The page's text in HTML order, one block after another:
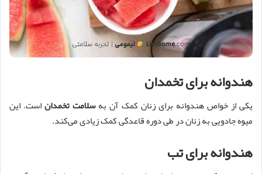
هندوانه برای تخمدان
یکی از خواص هندوانه برای زنان کمک آن بهسلامت تخمداناست. این
میوه جادویی به زنان در طی دوره قاعدگی کمک زیادی می‌کند.
هندوانه برای تب